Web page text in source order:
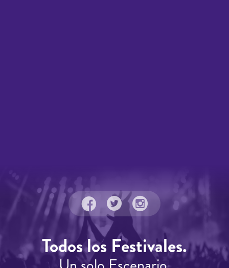
Todos los Festivales.